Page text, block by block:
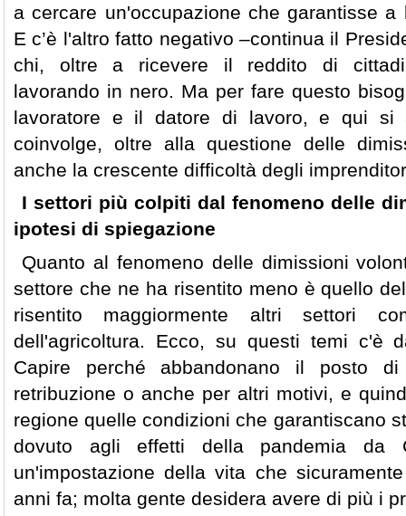
a cercare un'occupazione che garantisse
E c’è l'altro fatto negativo –continua il
chi, oltre a ricevere il reddito di
lavorando in nero. Ma per fare questo
lavoratore e il datore di lavoro, e qui si
coinvolge, oltre alla questione delle
anche la crescente difficoltà degli
I settori più colpiti dal fenomeno delle
ipotesi di spiegazione
Quanto al fenomeno delle dimissioni
settore che ne ha risentito meno è quello
risentito maggiormente altri settori
dell'agricoltura. Ecco, su questi temi c'è
Capire perché abbandonano il posto
retribuzione o anche per altri motivi, e
regione quelle condizioni che garantiscano
dovuto agli effetti della pandemia da
un'impostazione della vita che
anni fa; molta gente desidera avere di più i